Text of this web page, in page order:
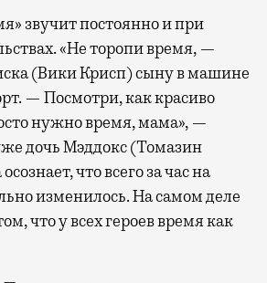
звучит постоянно и при
«Не торопи время, —
(Вики Крисп) сыну в машине
— Посмотри, как красиво
нужно время, мама», —
дочь Мэддокс (Томазин
что всего за час на
изменилось. На самом деле
что у всех героев время как